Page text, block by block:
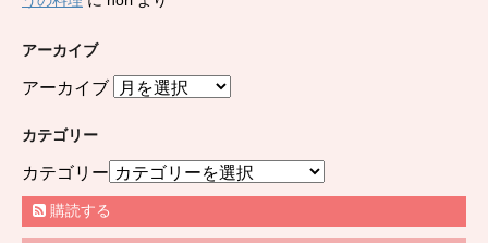
アーカイブ
アーカイブ
カテゴリー
カテゴリー
購読する